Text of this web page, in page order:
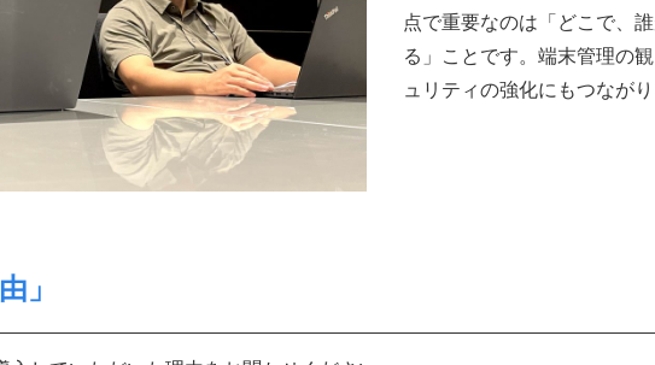
点で重要なのは「どこで、
る」ことです。端末管理の
ュリティの強化にもつながり
」